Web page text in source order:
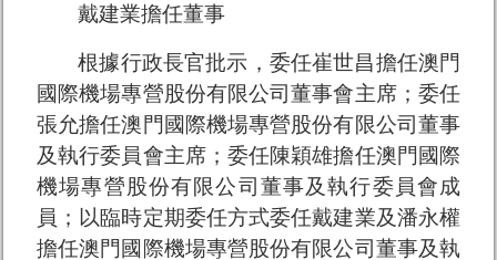
戴建業擔任董事
根據行政長官批示，委任崔世昌擔任澳門
國際機場專營股份有限公司董事會主席；委任
張允擔任澳門國際機場專營股份有限公司董事
及執行委員會主席；委任陳穎雄擔任澳門國際
機場專營股份有限公司董事及執行委員會成
員；以臨時定期委任方式委任戴建業及潘永權
擔任澳門國際機場專營股份有限公司董事及執